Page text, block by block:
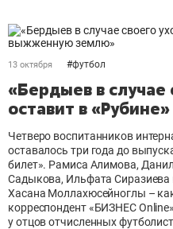
13 октября #футбол
«Бердыев в случае
оставит в
Четверо воспитанников
оставалось три года до
билет». Рамиса Алимова,
Садыкова, Ильфата Сиразиева
Хасана Моллахюсейноглы –
корреспондент «БИЗНЕС
у отцов отчисленных